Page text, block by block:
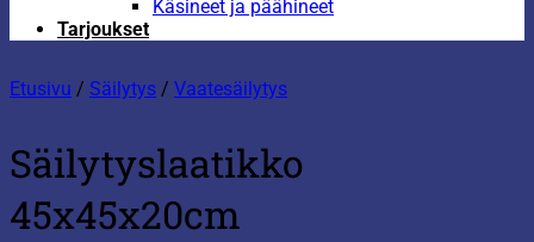
Käsineet ja päähineet
Tarjoukset
Etusivu / Säilytys / Vaatesäilytys
Säilytyslaatikko
45x45x20cm